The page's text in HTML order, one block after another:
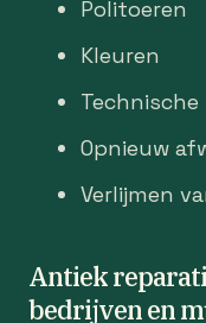
Politoeren
Kleuren
Opnieuw
Verlijmen
Antiek
bedrijven en